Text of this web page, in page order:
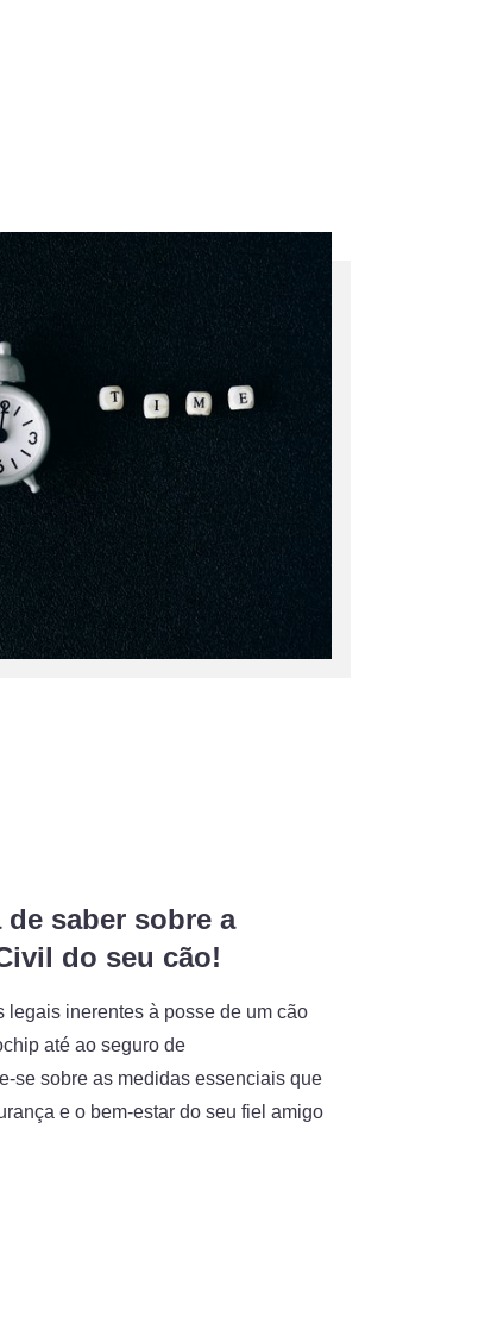
saber sobre a
do seu cão!
legais inerentes à posse de um cão
até ao seguro de
se sobre as medidas essenciais que
e o bem-estar do seu fiel amigo